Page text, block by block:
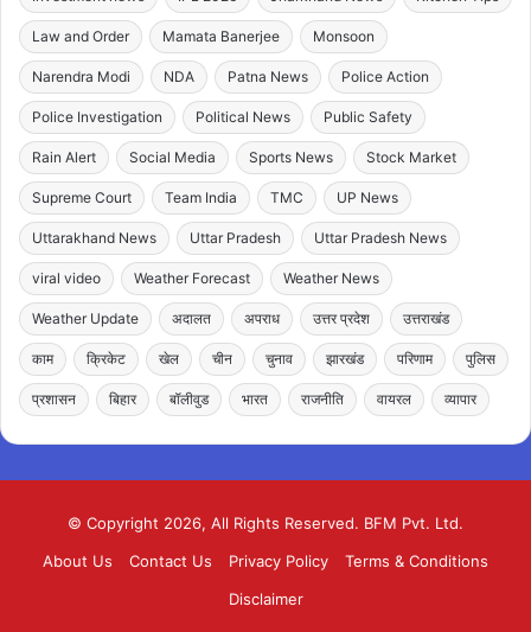
Law and Order Mamata Banerjee Monsoon
Narendra Modi NDA Patna News Police Action
Police Investigation Political News Public Safety
Rain Alert Social Media Sports News Stock Market
Supreme Court Team India TMC UP News
Uttarakhand News Uttar Pradesh Uttar Pradesh News
viral video Weather Forecast Weather News
Weather Update अदालत अपराध उत्तर प्रदेश उत्तराखंड
काम क्रिकेट खेल चीन चुनाव झारखंड परिणाम पुलिस
प्रशासन बिहार बॉलीवुड भारत राजनीति वायरल व्यापार
© Copyright 2026, All Rights Reserved. BFM Pvt. Ltd.
About Us
Contact Us Privacy Policy
Terms & Conditions
Disclaimer